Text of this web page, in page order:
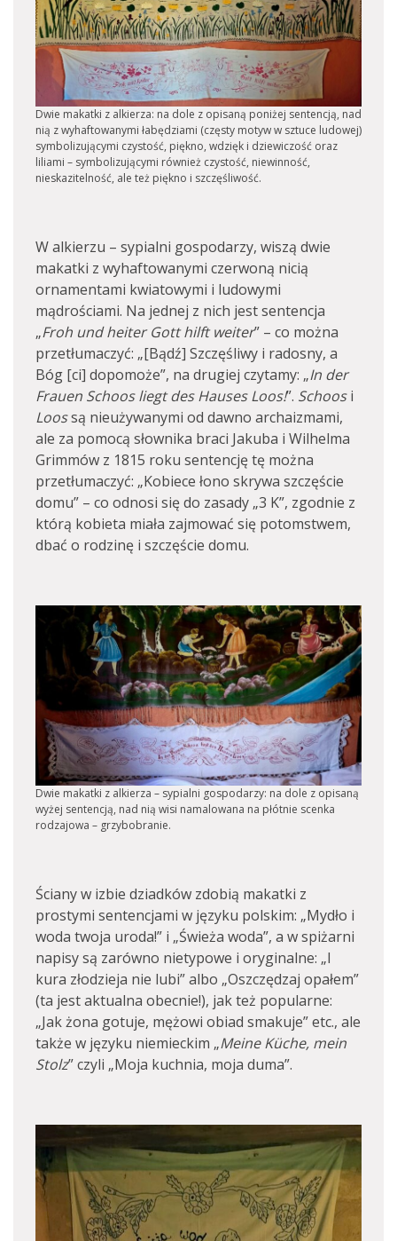
Dwie makatki z alkierza: na dole z opisaną poniżej sentencją, nad
nią z wyhaftowanymi łabędziami (częsty motyw w sztuce ludowej)
symbolizującymi czystość, piękno, wdzięk i dziewiczość oraz
liliami – symbolizującymi również czystość, niewinność,
nieskazitelność, ale też piękno i szczęśliwość.
W alkierzu – sypialni gospodarzy, wiszą dwie
makatki z wyhaftowanymi czerwoną nicią
ornamentami kwiatowymi i ludowymi
mądrościami. Na jednej z nich jest sentencja
„Froh und heiter Gott hilft weiter” – co można
przetłumaczyć: „[Bądź] Szczęśliwy i radosny, a
Bóg [ci] dopomoże”, na drugiej czytamy: „In der
Frauen Schoos liegt des Hauses Loos!”. Schoosi
Loossą nieużywanymi od dawno archaizmami,
ale za pomocą słownika braci Jakuba i Wilhelma
Grimmów z 1815 roku sentencję tę można
przetłumaczyć: „Kobiece łono skrywa szczęście
domu” – co odnosi się do zasady „3 K”, zgodnie z
którą kobieta miała zajmować się potomstwem,
dbać o rodzinę i szczęście domu.
Dwie makatki z alkierza – sypialni gospodarzy: na dole z opisaną
wyżej sentencją, nad nią wisi namalowana na płótnie scenka
rodzajowa – grzybobranie.
Ściany w izbie dziadków zdobią makatki z
prostymi sentencjami w języku polskim: „Mydło i
woda twoja uroda!” i „Świeża woda”, a w spiżarni
napisy są zarówno nietypowe i oryginalne: „I
kura złodzieja nie lubi” albo „Oszczędzaj opałem”
(ta jest aktualna obecnie!), jak też popularne:
„Jak żona gotuje, mężowi obiad smakuje” etc., ale
także w języku niemieckim „Meine Küche, mein
Stolz” czyli „Moja kuchnia, moja duma”.